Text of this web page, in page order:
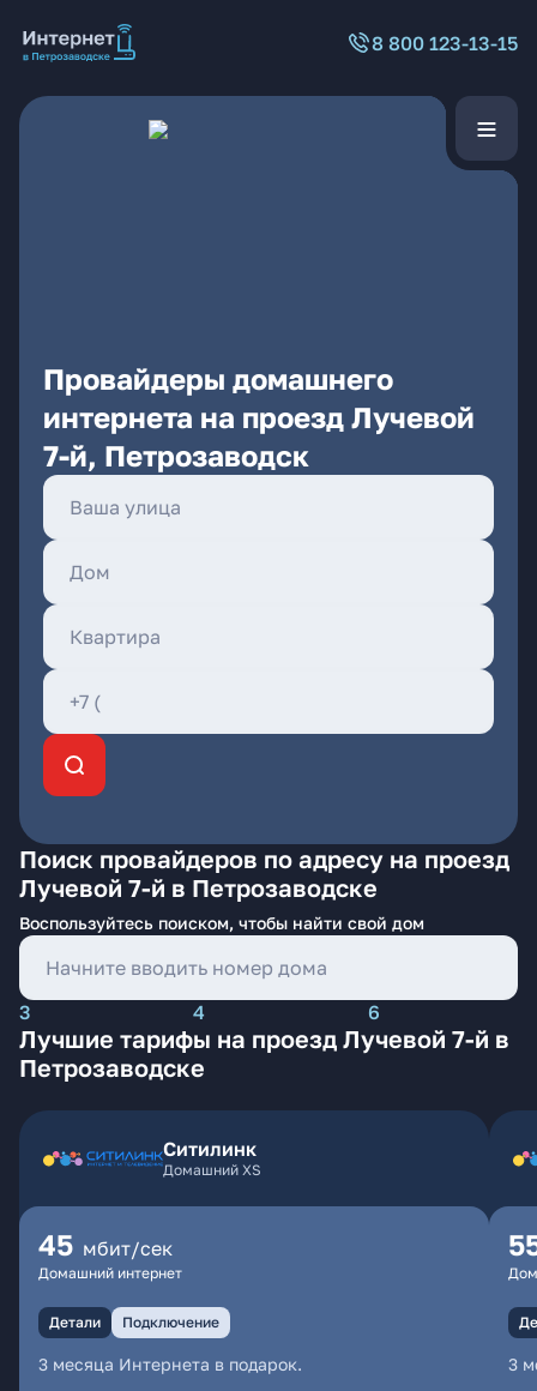
8 800 123-13-15
Провайдеры домашнего
интернета на проезд Лучевой
7-й, Петрозаводск
Поиск провайдеров по адресу на проезд
Лучевой 7-й в Петрозаводске
Воспользуйтесь поиском, чтобы найти свой дом
3 4 6
Лучшие тарифы на проезд Лучевой 7-й в
Петрозаводске
Ситилинк
Домашний XS
45 мбит/сек
Домашний интернет
Детали Подключение
3 месяца Интернета в подарок. 3